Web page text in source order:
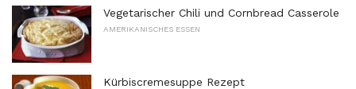
Vegetarischer Chili und Cornbread Casserole
AMERIKANISCHES ESSEN
Kürbiscremesuppe Rezept